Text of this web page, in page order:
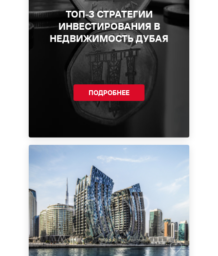
ТОП-3 СТРАТЕГИИ
ИНВЕСТИРОВАНИЯ В
НЕДВИЖИМОСТЬ ДУБАЯ
ПОДРОБНЕЕ